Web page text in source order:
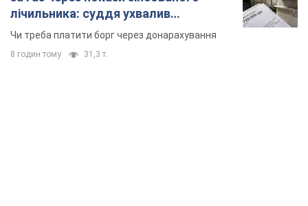
лічильника: суддя ухвалив
неочікуване рішення
Чи треба платити борг через донарахування
8 годин тому 31,3 т.